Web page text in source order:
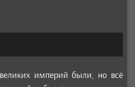
империй были, но всё